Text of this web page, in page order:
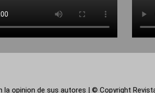
opinion de sus autores | © Copyright